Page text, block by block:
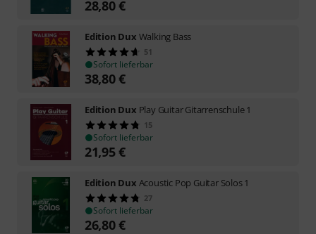
28,80€
Edition Dux Walking Bass
51
Sofort lieferbar
38,80€
Edition Dux Play Guitar Gitarrenschule 1
15
Sofort lieferbar
21,95€
Edition Dux Acoustic Pop Guitar Solos 1
27
Sofort lieferbar
26,80€